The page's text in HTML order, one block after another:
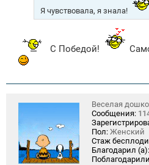
Я чувствовала, я знала!
С Победой!
Веселая
Сообщения:
Пол: Женский
Стаж
Благодарил (а):